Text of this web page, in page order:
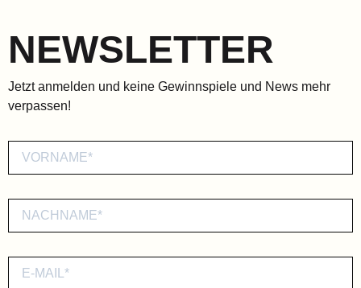
NEWSLETTER
Jetzt anmelden und keine Gewinnspiele und News mehr
verpassen!